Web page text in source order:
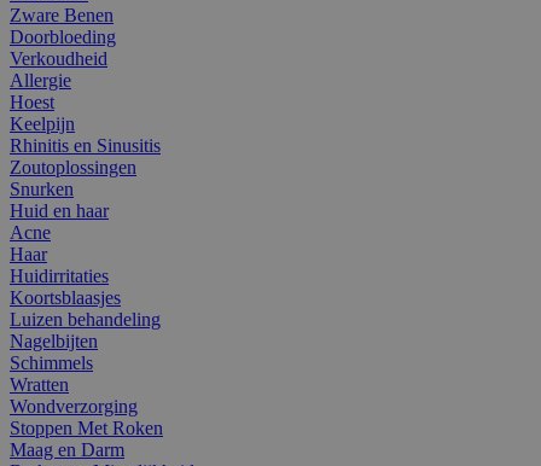
Zware Benen
Doorbloeding
Verkoudheid
Allergie
Hoest
Keelpijn
Rhinitis en Sinusitis
Zoutoplossingen
Snurken
Huid en haar
Acne
Haar
Huidirritaties
Koortsblaasjes
Luizen behandeling
Nagelbijten
Schimmels
Wratten
Wondverzorging
Stoppen Met Roken
Maag en Darm